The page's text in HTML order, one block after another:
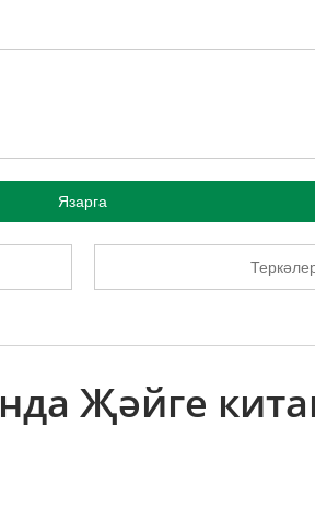
Язарга
Җәйге